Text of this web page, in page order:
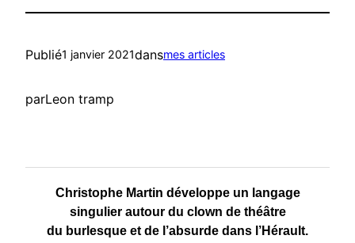
Publié1 janvier 2021dansmes articles
parLeon tramp
Christophe Martin développe un langage
singulier autour du clown de théâtre
du burlesque et de l’absurde dans l’Hérault.